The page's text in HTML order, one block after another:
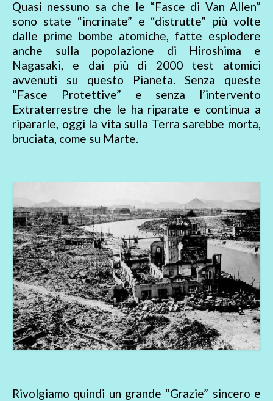
Quasi nessuno sa che le “Fasce di Van Allen”
sono state “incrinate” e “distrutte” più volte
dalle prime bombe atomiche, fatte esplodere
anche sulla popolazione di Hiroshima e
Nagasaki, e dai più di 2000 test atomici
avvenuti su questo Pianeta. Senza queste
“Fasce Protettive” e senza l’intervento
Extraterrestre che le ha riparate e continua a
ripararle, oggi la vita sulla Terra sarebbe morta,
bruciata, come su Marte.
Rivolgiamo quindi un grande “Grazie” sincero e